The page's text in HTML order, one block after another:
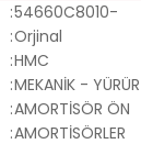
:54660C8010-
:Orjinal
:HMC
:MEKANİK -
:AMORTİSÖR ÖN
:AMORTİSÖRLER